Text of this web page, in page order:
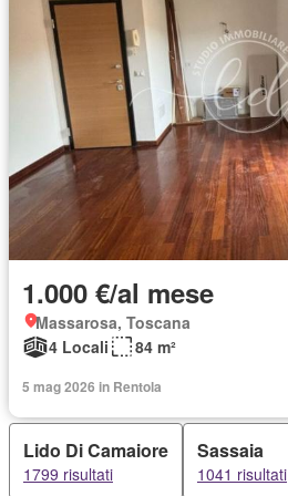
1.000 €/al mese
Massarosa, Toscana
4 Locali
84 m²
5 mag 2026 in Rentola
Lido Di Camaiore
1799 risultati
Sassaia
1041 risultati